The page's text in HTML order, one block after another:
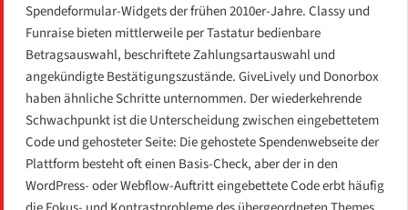
Spendeformular-Widgets der frühen 2010er-Jahre. Classy und
Funraise bieten mittlerweile per Tastatur bedienbare
Betragsauswahl, beschriftete Zahlungsartauswahl und
angekündigte Bestätigungszustände. GiveLively und Donorbox
haben ähnliche Schritte unternommen. Der wiederkehrende
Schwachpunkt ist die Unterscheidung zwischen eingebettetem
Code und gehosteter Seite: Die gehostete Spendenwebseite der
Plattform besteht oft einen Basis-Check, aber der in den
WordPress- oder Webflow-Auftritt eingebettete Code erbt häufig